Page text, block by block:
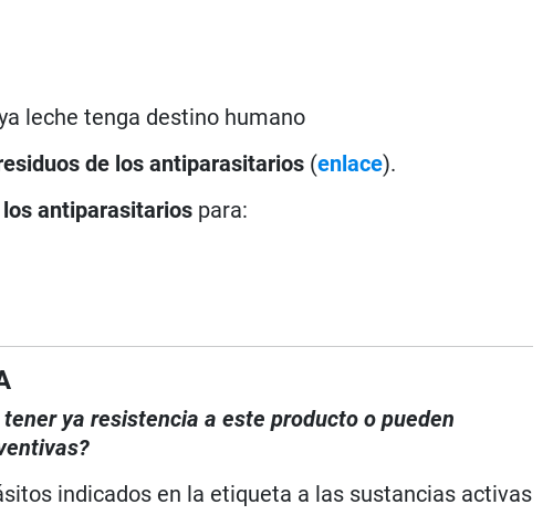
leche tenga destino humano
de los antiparasitarios (enlace).
antiparasitarios para:
ya resistencia a este producto o pueden
indicados en la etiqueta a las sustancias activas